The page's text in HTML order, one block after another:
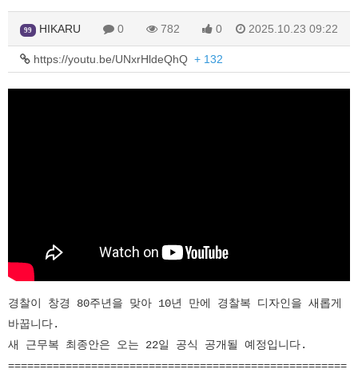
99 HIKARU 0 782 0 2025.10.23 09:22
https://youtu.be/UNxrHldeQhQ + 132
경찰이 창경 80주년을 맞아 10년 만에 경찰복 디자인을 새롭게
바꿉니다.
새 근무복 최종안은 오는 22일 공식 공개될 예정입니다.
=====================================================